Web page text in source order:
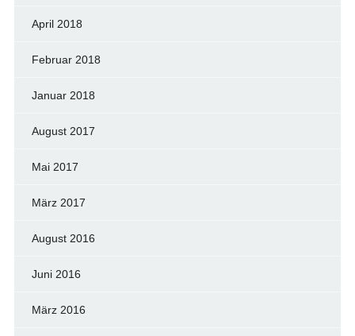
April 2018
Februar 2018
Januar 2018
August 2017
Mai 2017
März 2017
August 2016
Juni 2016
März 2016